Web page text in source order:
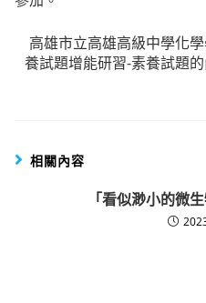
高雄市立高雄高級中學化
養試題增能研習-素養試題
相關內容
「看似渺小的微